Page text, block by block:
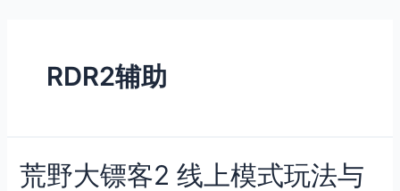
RDR2辅助
荒野大镖客2 线上模式玩法与